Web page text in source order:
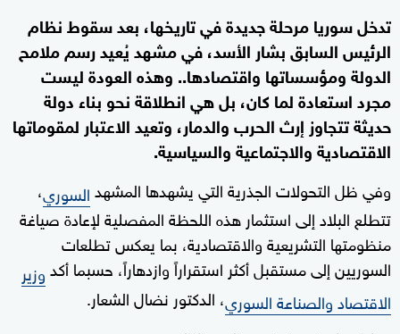
تدخل سوريا مرحلة جديدة في تاريخها، بعد سقوط نظام
الرئيس السابق بشار الأسد، في مشهد يُعيد رسم ملامح
الدولة ومؤسساتها واقتصادها.. وهذه العودة ليست
مجرد استعادة لما كان، بل هي انطلاقة نحو بناء دولة
حديثة تتجاوز إرث الحرب والدمار، وتعيد الاعتبار لمقوماتها
الاقتصادية والاجتماعية والسياسية.
وفي ظل التحولات الجذرية التي يشهدها المشهدالسوري،
تتطلع البلاد إلى استثمار هذه اللحظة المفصلية لإعادة صياغة
منظومتها التشريعية والاقتصادية، بما يعكس تطلعات
السوريين إلى مستقبل أكثر استقراراً وازدهاراً، حسبما أكدوزير
الاقتصاد والصناعة السوري، الدكتور نضال الشعار.